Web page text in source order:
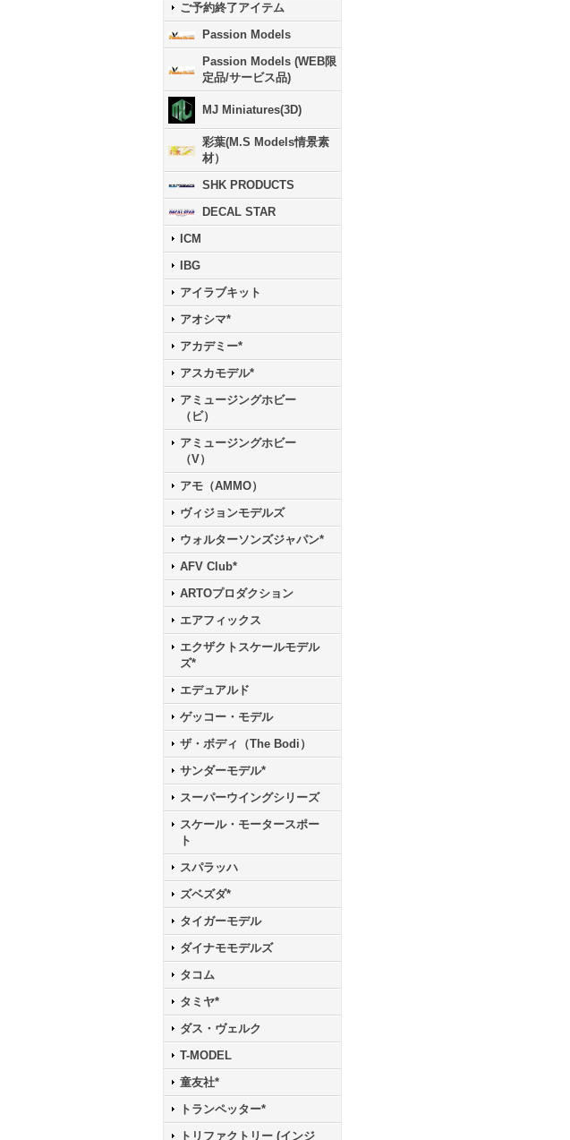
ご予約終了アイテム
Passion Models
Passion Models (WEB限
定品/サービス品)
MJ Miniatures(3D)
彩葉(M.S Models情景素
材）
SHK PRODUCTS
DECAL STAR
ICM
IBG
アイラブキット
アオシマ*
アカデミー*
アスカモデル*
アミュージングホビー
（ビ）
アミュージングホビー
（V）
アモ（AMMO）
ヴィジョンモデルズ
ウォルターソンズジャパン*
AFV Club*
ARTOプロダクション
エアフィックス
エクザクトスケールモデル
ズ*
エデュアルド
ゲッコー・モデル
ザ・ボディ（The Bodi）
サンダーモデル*
スーパーウイングシリーズ
スケール・モータースポー
ト
スパラッハ
ズベズダ*
タイガーモデル
ダイナモモデルズ
タコム
タミヤ*
ダス・ヴェルク
T-MODEL
童友社*
トランペッター*
トリファクトリー (インジ